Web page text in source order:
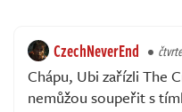
CzechNeverEnd
Chápu, Ubi zařízli The
nemůžou soupeřit s